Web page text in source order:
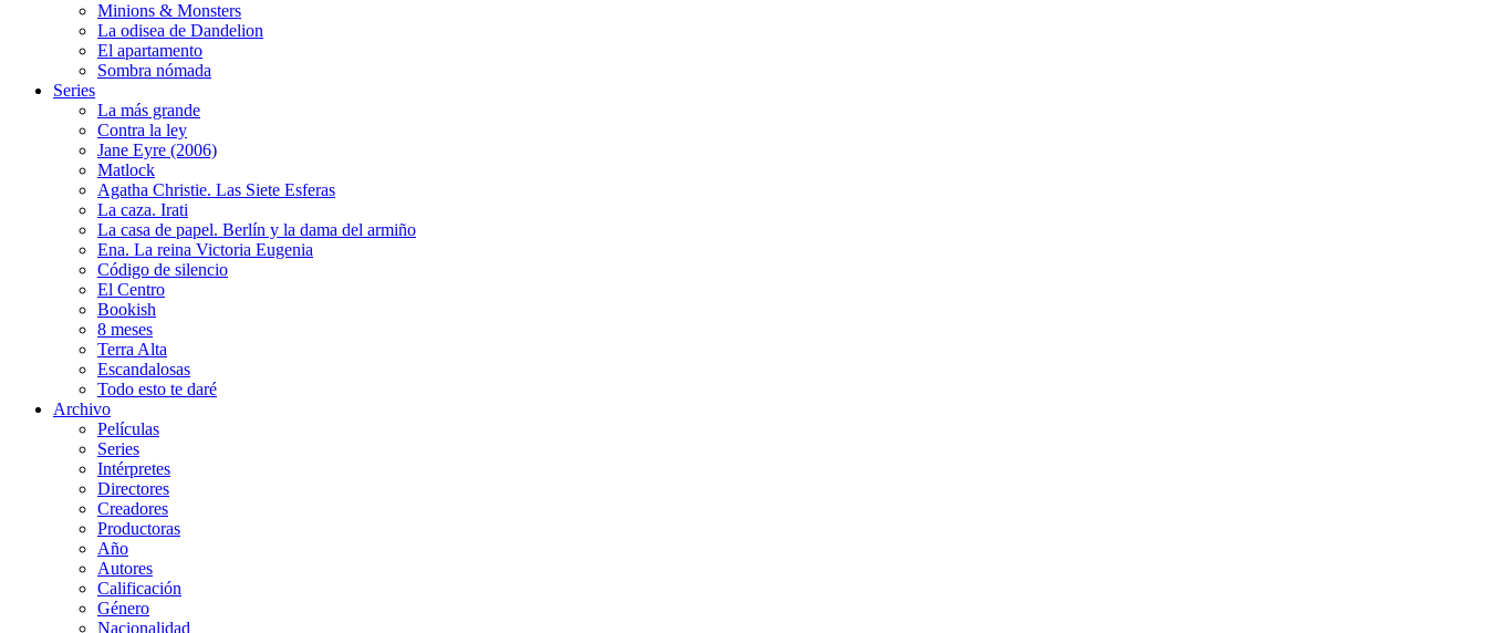
Minions & Monsters
La odisea de Dandelion
El apartamento
Sombra nómada
Series
La más grande
Contra la ley
Jane Eyre (2006)
Matlock
Agatha Christie. Las Siete Esferas
La caza. Irati
La casa de papel. Berlín y la dama del armiño
Ena. La reina Victoria Eugenia
Código de silencio
El Centro
Bookish
8 meses
Terra Alta
Escandalosas
Todo esto te daré
Archivo
Películas
Series
Intérpretes
Directores
Creadores
Productoras
Año
Autores
Calificación
Género
Nacionalidad